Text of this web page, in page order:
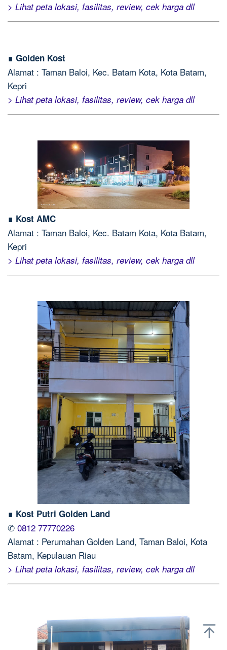
> Lihat peta lokasi, fasilitas, review, cek harga dll
∎ Golden Kost
Alamat : Taman Baloi, Kec. Batam Kota, Kota Batam,
Kepri
> Lihat peta lokasi, fasilitas, review, cek harga dll
∎ Kost AMC
Alamat : Taman Baloi, Kec. Batam Kota, Kota Batam,
Kepri
> Lihat peta lokasi, fasilitas, review, cek harga dll
∎ Kost Putri Golden Land
✆ 0812 77770226
Alamat : Perumahan Golden Land, Taman Baloi, Kota
Batam, Kepulauan Riau
> Lihat peta lokasi, fasilitas, review, cek harga dll